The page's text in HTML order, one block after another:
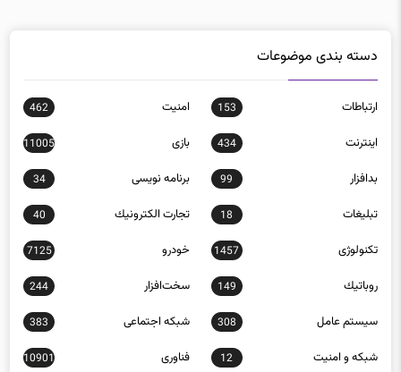
دسته بندی موضوعات
ارتباطات 153 امنيت 462
اينترنت 434 بازی 11005
بدافزار 99 برنامه نويسی 34
تبلیغات 18 تجارت الكترونيك 40
تکنولوژی 1457 خودرو 7125
روباتيك 149 سخت‌افزار 244
سيستم عامل 308 شبكه اجتماعی 383
شبكه و امنيت 12 فناوری 10901